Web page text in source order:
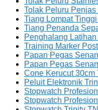
Tolak Peluru
Tiang Lompat
Tiang Penanda
Penghalang
Training Marker
Papan Pegas
Papan Pegas
Cone Kerucut 30cm
Peluit Elektronik
Stopwatch
Stopwatch